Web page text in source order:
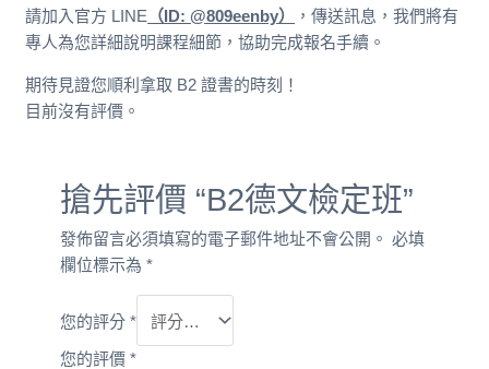
請加入官方 LINE （ID: @809eenby）
，傳送訊息，我們將有
專人為您詳細說明課程細節，協助完成報名手續。
期待見證您順利拿取 B2 證書的時刻！
目前沒有評價。
搶先評價 “B2德文檢定班”
發佈留言必須填寫的電子郵件地址不會公開。 必填
欄位標示為*
您的評分*
您的評價*